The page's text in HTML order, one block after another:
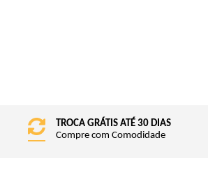
TROCA GRÁTIS ATÉ 30 DIAS
Compre com Comodidade